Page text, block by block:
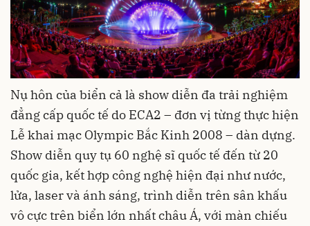
Nụ hôn của biển cả là show diễn đa trải nghiệm
đẳng cấp quốc tế do ECA2 – đơn vị từng thực hiện
Lễ khai mạc Olympic Bắc Kinh 2008 – dàn dựng.
Show diễn quy tụ 60 nghệ sĩ quốc tế đến từ 20
quốc gia, kết hợp công nghệ hiện đại như nước,
lửa, laser và ánh sáng, trình diễn trên sân khấu
vô cực trên biển lớn nhất châu Á, với màn chiếu